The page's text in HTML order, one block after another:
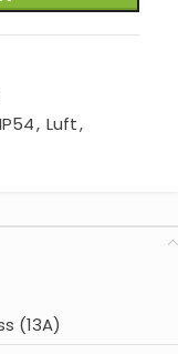
IP54, Luft,
(13A)